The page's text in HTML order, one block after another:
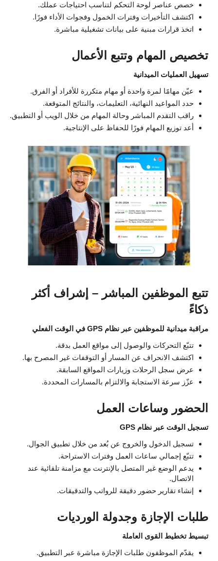
خصص عناصر لوحة التحكم لتناسب احتياجات عملك.
اكتشف التأخيرات وفترات الخمول وفجوات الأداء فورًا.
اتخذ قرارات مبنية على بيانات تشغيلية مباشرة.
تخصيص المهام وتتبع الأعمال
تسهيل العمليات الميدانية
عيّن مهامًا لمرة واحدة أو مهام متكررة للأفراد أو الفرق.
حدد المواعيد النهائية، التعليمات، والنتائج المتوقعة.
راقب التقدم المباشر وحالة المهام من خلال الويب أو التطبيق.
أعد توزيع المهام فورًا للحفاظ على الإنتاجية.
تتبع الموظفين المباشر – إشراف أكثر
ذكاءً
مراقبة ميدانية للموظفين عبر نظام GPS في الوقت الفعلي
تتبّع التحركات والوصول إلى مواقع العمل بدقة.
اكتشف الانحراف عن المسار أو التوقفات غير المصرح بها.
عرض سجل الرحلات وزيارات المواقع السابقة.
عزّز سرعة الاستجابة والالتزام بالمسارات المحددة.
الحضور وساعات العمل
تسجيل الوقت عبر نظام GPS
تسجيل الدخول والخروج عن بُعد من خلال تطبيق الجوال.
تتبّع إجمالي ساعات العمل وفترات الاستراحة.
يدعم الوضع غير المتصل بالإنترنت مع مزامنة تلقائية عند
الاتصال.
إنشاء تقارير حضور دقيقة للرواتب والتدقيقات.
طلبات الإجازة وجدولة الورديات
تبسيط تخطيط القوى العاملة
يقدّم الموظفون طلبات الإجازة مباشرة عبر التطبيق.